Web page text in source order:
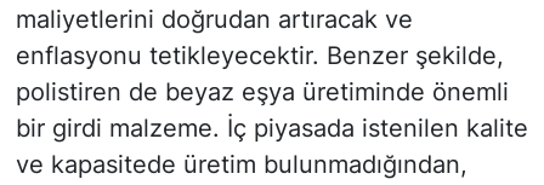
maliyetlerini doğrudan artıracak ve
enflasyonu tetikleyecektir. Benzer şekilde,
polistiren de beyaz eşya üretiminde önemli
bir girdi malzeme. İç piyasada istenilen kalite
ve kapasitede üretim bulunmadığından,